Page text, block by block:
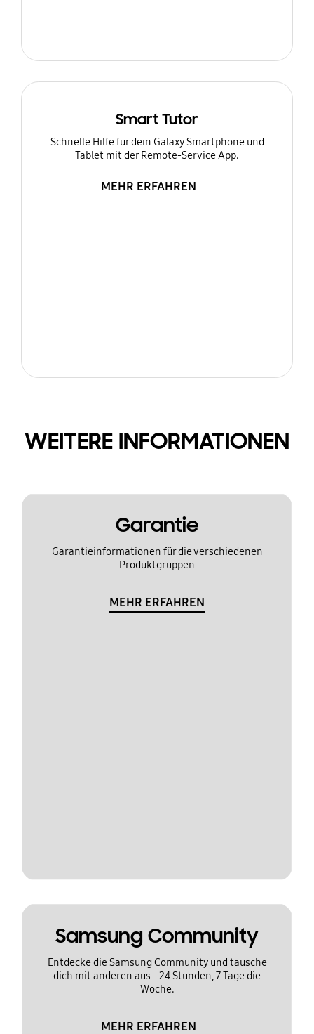
Smart Tutor
Schnelle Hilfe für dein Galaxy Smartphone und
Tablet mit der Remote-Service App.
MEHR ERFAHREN
WEITERE INFORMATIONEN
Garantie
Garantieinformationen für die verschiedenen
Produktgruppen
MEHR ERFAHREN
Samsung Community
Entdecke die Samsung Community und tausche
dich mit anderen aus - 24 Stunden, 7 Tage die
Woche.
MEHR ERFAHREN